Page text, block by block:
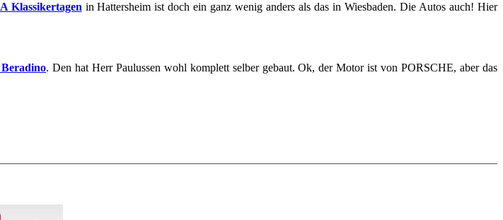
Klas­si­ker­ta­gen in Hat­ters­heim ist doch ein ganz wenig an­ders als das in Wies­ba­den. Die Autos auch! Hier
Be­radi­no. Den hat Herr Pau­lus­sen wohl kom­plett sel­ber ge­baut. Ok, der Motor ist von POR­SCHE, aber das